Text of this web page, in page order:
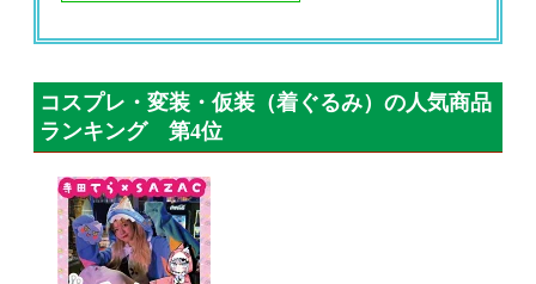
コスプレ・変装・仮装（着ぐるみ）の人気商品
ランキング 第4位